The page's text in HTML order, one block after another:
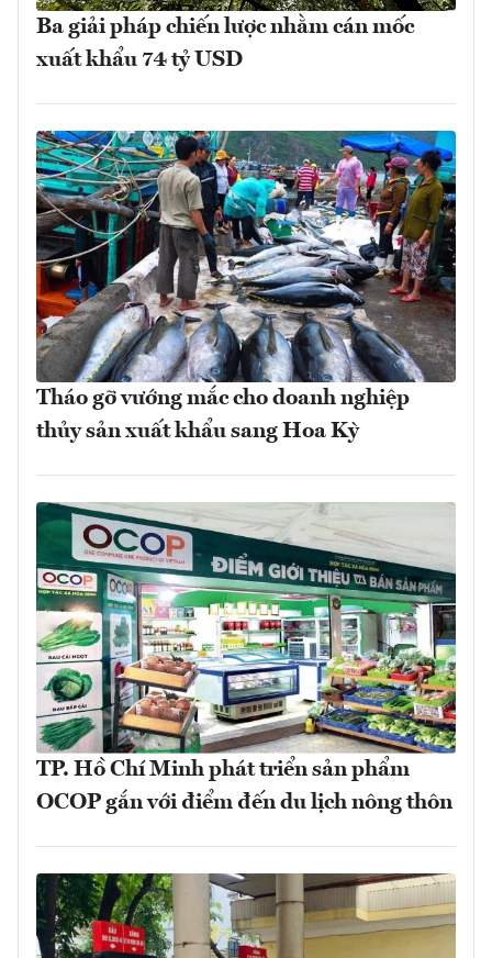
Ba giải pháp chiến lược nhằm cán mốc
xuất khẩu 74 tỷ USD
Tháo gỡ vướng mắc cho doanh nghiệp
thủy sản xuất khẩu sang Hoa Kỳ
TP. Hồ Chí Minh phát triển sản phẩm
OCOP gắn với điểm đến du lịch nông thôn